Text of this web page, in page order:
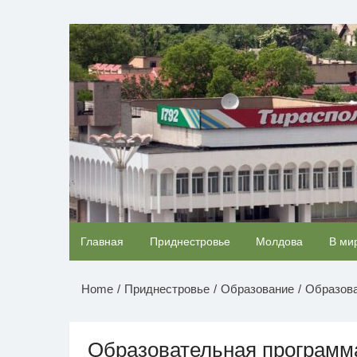
содержимомуНОВОСТИ
Главная Приднестровье Молдова В
Home Приднестровье Образование
Образовательная
Ржу не переставая, это видео пересмотришь